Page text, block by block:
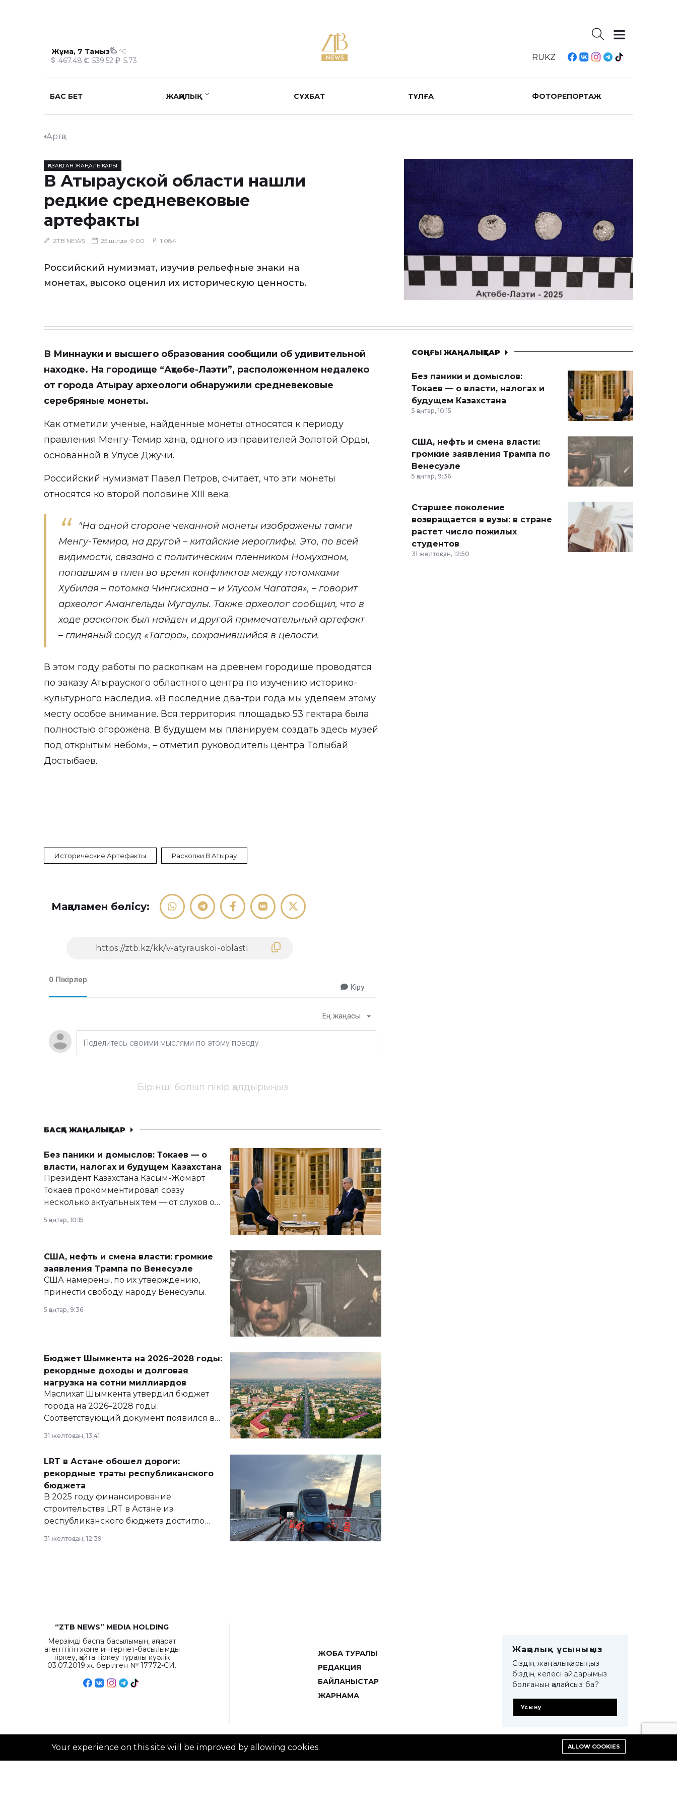
Жұма, 7 Тамыз °C
467.48 539.52 5.73 RUKZ
БАС БЕТ ЖАҢАЛЫҚ СҰХБАТ ТҰЛҒА ФОТОРЕПОРТАЖ
Артқа
ҚАЗАҚСТАН ЖАҢАЛЫҚТАРЫ
В Атырауской области нашли
редкие средневековые
артефакты
ZTB NEWS 25 шілде, 9:00 1,084
Российский нумизмат, изучив рельефные знаки на
монетах, высоко оценил их историческую ценность.
В Миннауки и высшего образования сообщили об удивительной
находке. На городище “Ақтөбе-Лаэти”, расположенном недалеко
от города Атырау археологи обнаружили средневековые
серебряные монеты.
Как отметили ученые, найденные монеты относятся к периоду
правления Менгу-Темир хана, одного из правителей Золотой Орды,
основанной в Улусе Джучи.
Российский нумизмат Павел Петров, считает, что эти монеты
относятся ко второй половине XIII века.
"На одной стороне чеканной монеты изображены тамги
Менгу-Темира, на другой – китайские иероглифы. Это, по всей
видимости, связано с политическим пленником Номуханом,
попавшим в плен во время конфликтов между потомками
Хубилая – потомка Чингисхана – и Улусом Чагатая», – говорит
археолог Амангельды Мугаулы. Также археолог сообщил, что в
ходе раскопок был найден и другой примечательный артефакт
– глиняный сосуд «Тагара», сохранившийся в целости.
В этом году работы по раскопкам на древнем городище проводятся
по заказу Атырауского областного центра по изучению историко-
культурного наследия. «В последние два-три года мы уделяем этому
месту особое внимание. Вся территория площадью 53 гектара была
полностью огорожена. В будущем мы планируем создать здесь музей
под открытым небом», – отметил руководитель центра Толыбай
Достыбаев.
Исторические Артефакты Раскопки В Атырау
Мақаламен бөлісу:
0 Пікірлер
Кіру
Ең жаңасы
Бірінші болып пікір қалдырыңыз
БАСҚА ЖАҢАЛЫҚТАР
Без паники и домыслов: Токаев — о
власти, налогах и будущем Казахстана
Президент Казахстана Касым-Жомарт
Токаев прокомментировал сразу
несколько актуальных тем — от слухов о
армии, экономики и личного здоровья.
5 қаңтар, 10:15
США, нефть и смена власти: громкие
заявления Трампа по Венесуэле
США намерены, по их утверждению,
принести свободу народу Венесуэлы.
5 қаңтар, 9:36
Бюджет Шымкента на 2026–2028 годы:
рекордные доходы и долговая
нагрузка на сотни миллиардов
Маслихат Шымкента утвердил бюджет
города на 2026–2028 годы.
Соответствующий документ появился в
сайте маслихат города.
31 желтоқсан, 13:41
LRT в Астане обошел дороги:
рекордные траты республиканского
бюджета
В 2025 году финансирование
строительства LRT в Астане из
республиканского бюджета достигло
31 желтоқсан, 12:39
СОҢҒЫ ЖАҢАЛЫҚТАР
Без паники и домыслов:
Токаев — о власти, налогах и
будущем Казахстана
5 қаңтар, 10:15
США, нефть и смена власти:
громкие заявления Трампа по
Венесуэле
5 қаңтар, 9:36
Старшее поколение
возвращается в вузы: в стране
растет число пожилых
студентов
31 желтоқсан, 12:50
“ZTB NEWS” MEDIA HOLDING
Мерзімді баспа басылымын, ақпарат
агенттігін және интернет-басылымды
тіркеу, қайта тіркеу туралы куәлік
03.07.2019 ж. берілген № 17772-СИ.
ЖОБА ТУРАЛЫ
РЕДАКЦИЯ
БАЙЛАНЫСТАР
ЖАРНАМА
Жаңалық ұсыныңыз
Сіздің жаңалықтарыңыз
біздің келесі айдарымыз
болғанын қалайсыз ба?
Ұсыну
Your experience on this site will be improved by allowing cookies. ALLOW COOKIES